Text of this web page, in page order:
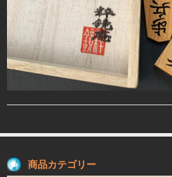
買物ガイド
お問合せ
商品カテゴリー